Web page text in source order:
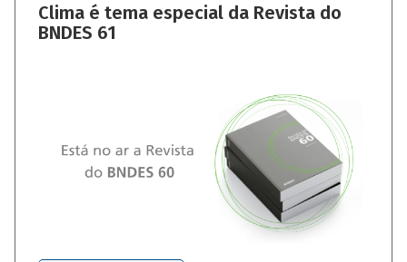
Clima é tema especial da Revista do
BNDES 61